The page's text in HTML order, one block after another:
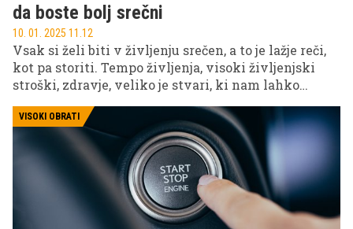
da boste bolj srečni
10. 01. 2025 11.12
Vsak si želi biti v življenju srečen, a to je lažje reči,
kot pa storiti. Tempo življenja, visoki življenjski
stroški, zdravje, veliko je stvari, ki nam lahko
stvareh in tudi če želite svoje življenje spremeniti
na bolje, za to včasih ni treba veliko.
VISOKI OBRATI